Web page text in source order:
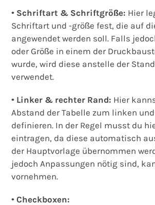
• Schriftart & Schriftgröße: Hier
Schriftart und -größe fest, die auf
angewendet werden soll. Falls
oder Größe in einem der
wurde, wird diese anstelle der
verwendet.
• Linker & rechter Rand: Hier
Abstand der Tabelle zum linken
definieren. In der Regel musst du
eintragen, da diese automatisch
der Hauptvorlage übernommen
jedoch Anpassungen nötig sind,
vornehmen.
•Checkboxen: